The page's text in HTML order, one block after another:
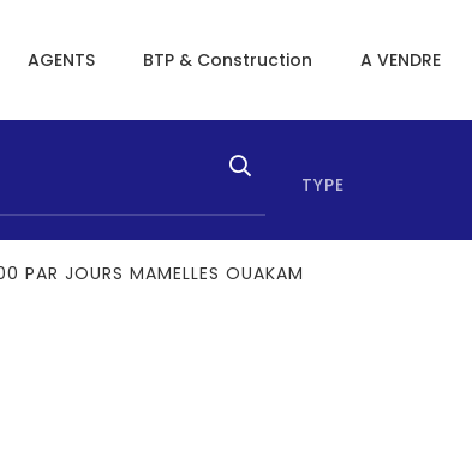
AGENTS BTP & Construction A VENDRE
TYPE
PAR JOURS MAMELLES OUAKAM